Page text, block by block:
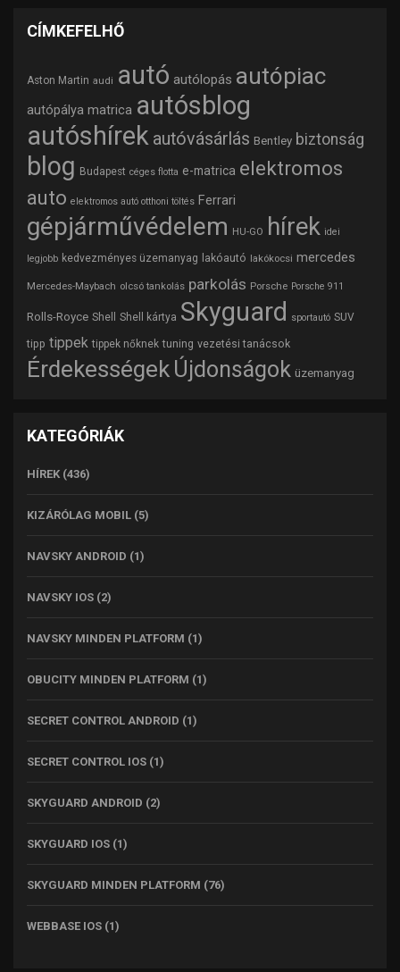
CÍMKEFELHŐ
Aston Martin audi autó autólopás autópiac
autópálya matrica autósblog
autóshírek autóvásárlás Bentley biztonság
blog Budapest céges flotta e-matrica elektromos
auto elektromos autó otthoni töltés Ferrari
gépjárművédelem HU-GO hírek idei
legjobb kedvezményes üzemanyag lakóautó lakókocsi mercedes
Mercedes-Maybach olcsó tankolás parkolás Porsche Porsche 911
Rolls-Royce Shell Shell kártya Skyguard sportautó SUV
tipp tippek tippek nőknek tuning vezetési tanácsok
Érdekességek Újdonságok üzemanyag
KATEGÓRIÁK
HÍREK (436)
KIZÁRÓLAG MOBIL (5)
NAVSKY ANDROID (1)
NAVSKY IOS (2)
NAVSKY MINDEN PLATFORM (1)
OBUCITY MINDEN PLATFORM (1)
SECRET CONTROL ANDROID (1)
SECRET CONTROL IOS (1)
SKYGUARD ANDROID (2)
SKYGUARD IOS (1)
SKYGUARD MINDEN PLATFORM (76)
WEBBASE IOS (1)